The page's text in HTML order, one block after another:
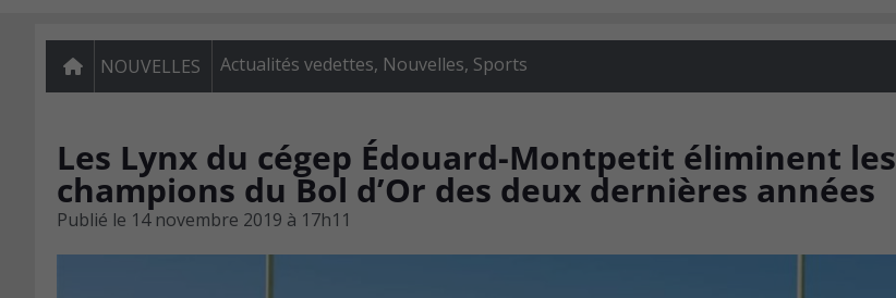
NOUVELLES Actualités vedettes, Nouvelles, Sports
Les Lynx du cégep Édouard-Montpetit éliminent les
champions du Bol d’Or des deux dernières années
Publié le 14 novembre 2019 à 17h11